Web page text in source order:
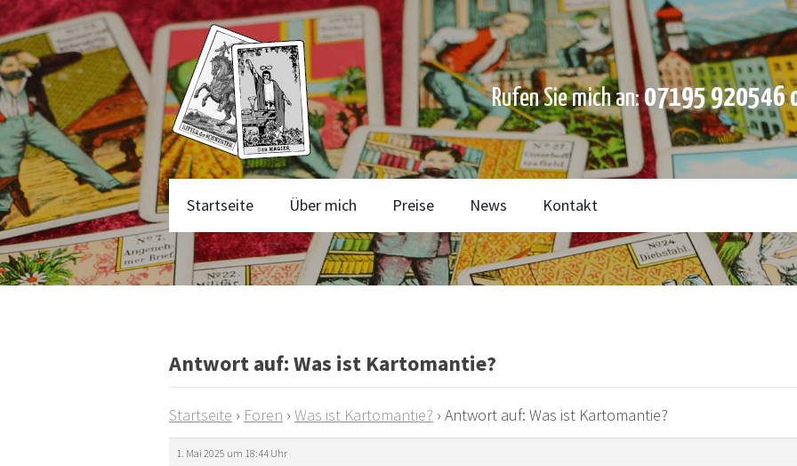
Rufen Sie mich an:07195 920546
Startseite Über mich Preise News Kontakt
Antwort auf: Was ist Kartomantie?
Startseite › Foren › Was ist Kartomantie? › Antwort auf: Was ist Kartomantie?
1. Mai 2025 um 18:44 Uhr